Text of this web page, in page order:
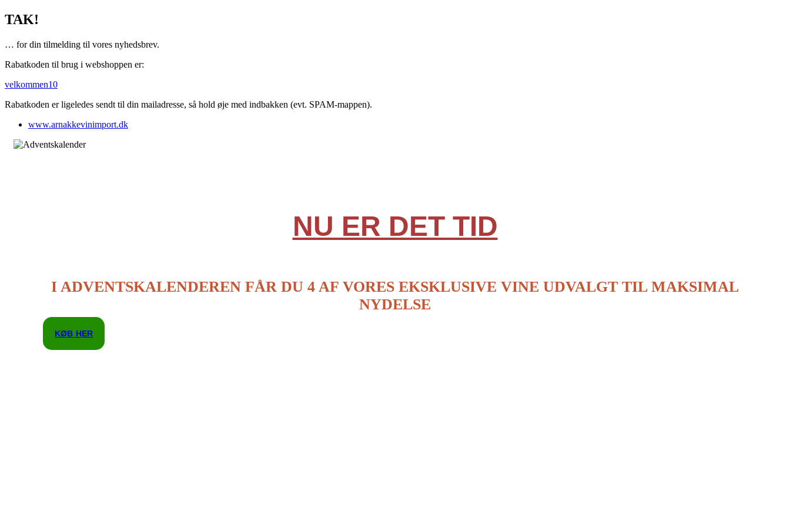
TAK!
… for din tilmelding til vores nyhedsbrev.
Rabatkoden til brug i webshoppen er:
velkommen10
Rabatkoden er ligeledes sendt til din mailadresse, så hold øje med indbakken (evt. SPAM-mappen).
www.arnakkevinimport.dk
NU ER DET TID
I ADVENTSKALENDEREN FÅR DU 4 AF VORES EKSKLUSIVE VINE UDVALGT TIL MAKSIMAL
NYDELSE
KØB HER